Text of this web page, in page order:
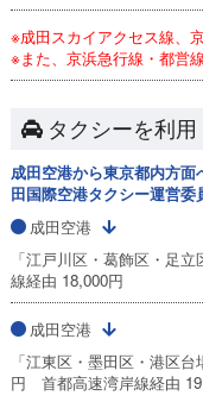
※成田スカイアクセス線、
※また、京浜急行線・都営
タクシーを利用
成田空港から東京都内方
田国際空港タクシー運営委
成田空港
「江戸川区・葛飾区・足
線経由 18,000円
成田空港
「江東区・墨田区・港区
円 首都高速湾岸線経由